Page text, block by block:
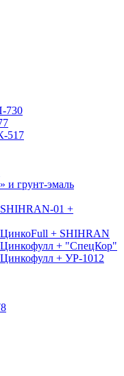
730
517
и грунт-эмаль
01 +
+ SHIHRAN
+ "СпецКор"
+ УР-1012